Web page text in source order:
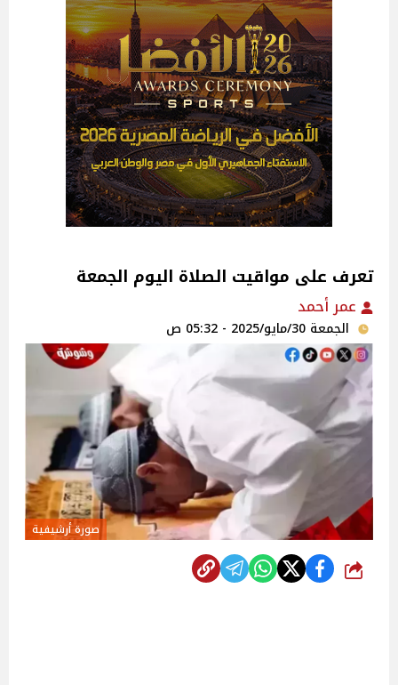
تعرف على مواقيت الصلاة اليوم الجمعة
عمر أحمد
الجمعة 30/مايو/2025 - 05:32 ص
صورة أرشيفية
شارك